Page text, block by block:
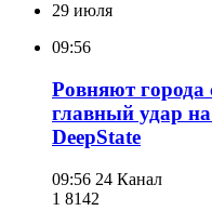
29 июля
09:56
Ровняют города
главный удар
DeepState
09:56 24 Канал
1 8142